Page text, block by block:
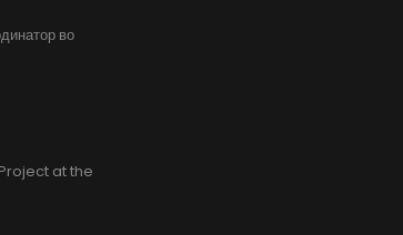
во
at the